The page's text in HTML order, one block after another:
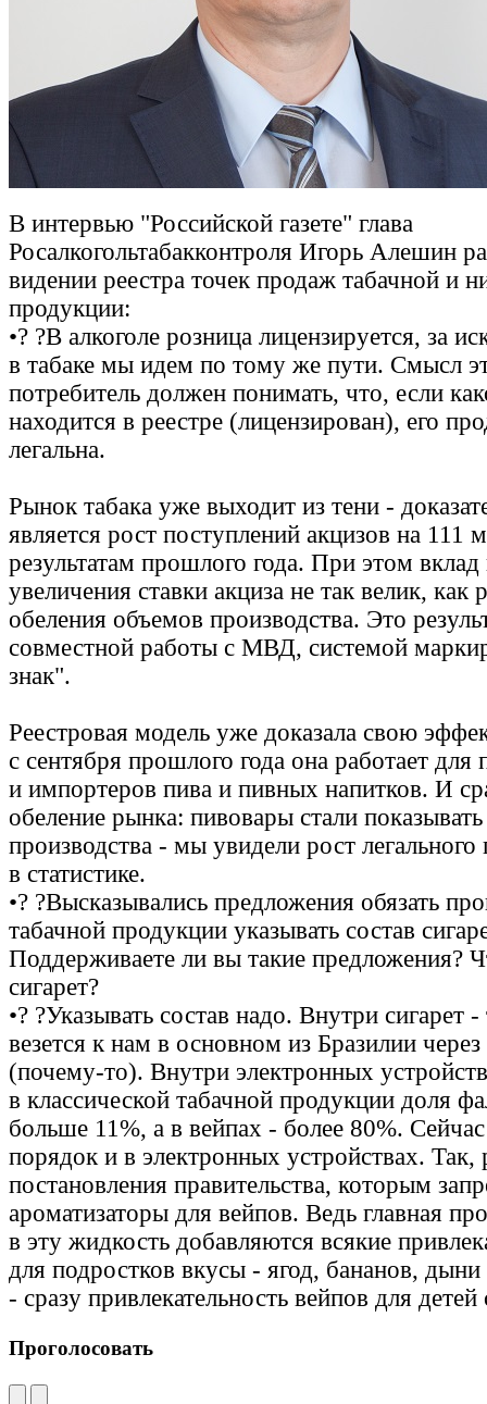
В интервью "Российской газете" глава
Росалкогольтабакконтроля Игорь Алешин
видении реестра точек продаж табачной и
продукции:
•? ?В алкоголе розница лицензируется, за
в табаке мы идем по тому же пути. Смысл
потребитель должен понимать, что, если
находится в реестре (лицензирован), его
легальна.
Рынок табака уже выходит из тени -
является рост поступлений акцизов на 111
результатам прошлого года. При этом вклад
увеличения ставки акциза не так велик, как
обеления объемов производства. Это
совместной работы с МВД, системой
знак".
Реестровая модель уже доказала свою
с сентября прошлого года она работает для
и импортеров пива и пивных напитков. И
обеление рынка: пивовары стали
производства - мы увидели рост легального
в статистике.
•? ?Высказывались предложения обязать
табачной продукции указывать состав
Поддерживаете ли вы такие предложения?
сигарет?
•? ?Указывать состав надо. Внутри сигарет
везется к нам в основном из Бразилии
(почему-то). Внутри электронных
в классической табачной продукции доля
больше 11%, а в вейпах - более 80%.
порядок и в электронных устройствах. Так,
постановления правительства, которым
ароматизаторы для вейпов. Ведь главная
в эту жидкость добавляются всякие
для подростков вкусы - ягод, бананов,
- сразу привлекательность вейпов для детей
Проголосовать